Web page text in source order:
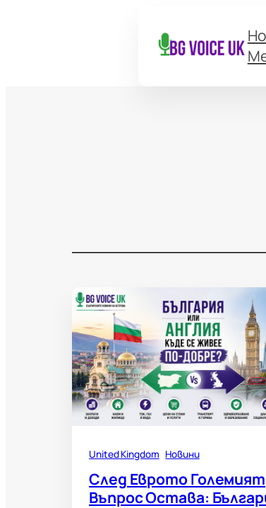
United Kingdom Новини
След Еврото Големият
Въпрос Остава: